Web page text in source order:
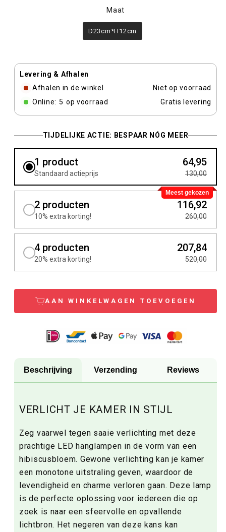
MaatMaat
D23cm*H12cm
Levering & Afhalen
Afhalen in de winkel
Niet op voorraad
Online: 5 op voorraad Gratis levering
TIJDELIJKE ACTIE: BESPAAR NÓG MEER
1 product
Standaard actieprijs
64,95
130,00
Meest gekozen
2 producten
10% extra korting!
116,92
260,00
4 producten
20% extra korting!
207,84
520,00
AAN WINKELWAGEN TOEVOEGEN
Beschrijving Verzending Reviews
VERLICHT JE KAMER IN STIJL
Zeg vaarwel tegen saaie verlichting met deze
prachtige LED hanglampen in de vorm van een
hibiscusbloem. Gewone verlichting kan je kamer
een monotone uitstraling geven, waardoor de
levendigheid en charme verloren gaan. Deze lamp
is de perfecte oplossing voor iedereen die op
zoek is naar een sfeervolle en opvallende
lichtbron. Het negeren van deze kans kan